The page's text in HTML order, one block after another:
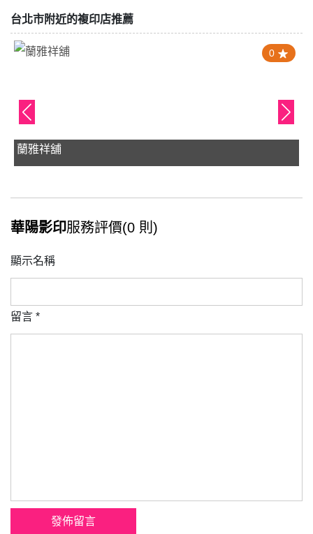
台北市附近的複印店推薦
0
蘭雅祥舖
華陽影印服務評價(0 則)
顯示名稱
留言 *